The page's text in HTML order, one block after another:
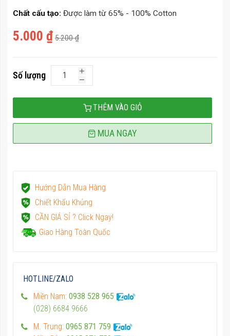
ảnh
5.000 ₫ 5.200 ₫
Chất cấu tạo: Được làm từ 65% - 100% Cotton
Số lượng
THÊM VÀO GIỎ
MUA NGAY
Hướng Dẫn Mua Hàng
Chiết Khấu Khủng
CẦN GIÁ SỈ ? Click Ngay!
Giao Hàng Toàn Quốc
HOTLINE/ZALO
Miền Nam: 0938 528 965
(028) 6684 9666
M. Trung: 0965 871 759